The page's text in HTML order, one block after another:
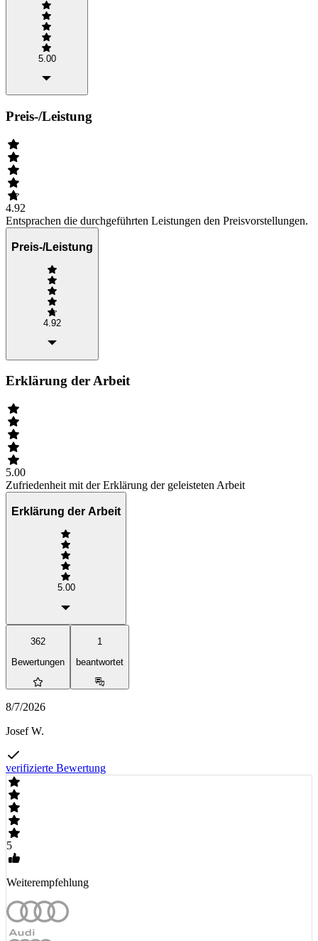
5.00
Preis-/Leistung
4.92
Entsprachen die durchgeführten Leistungen den Preisvorstellungen.
Preis-/Leistung
4.92
Erklärung der Arbeit
5.00
Zufriedenheit mit der Erklärung der geleisteten Arbeit
Erklärung der Arbeit
5.00
362
Bewertungen
1
beantwortet
8/7/2026
Josef W.
verifizierte Bewertung
5
Weiterempfehlung